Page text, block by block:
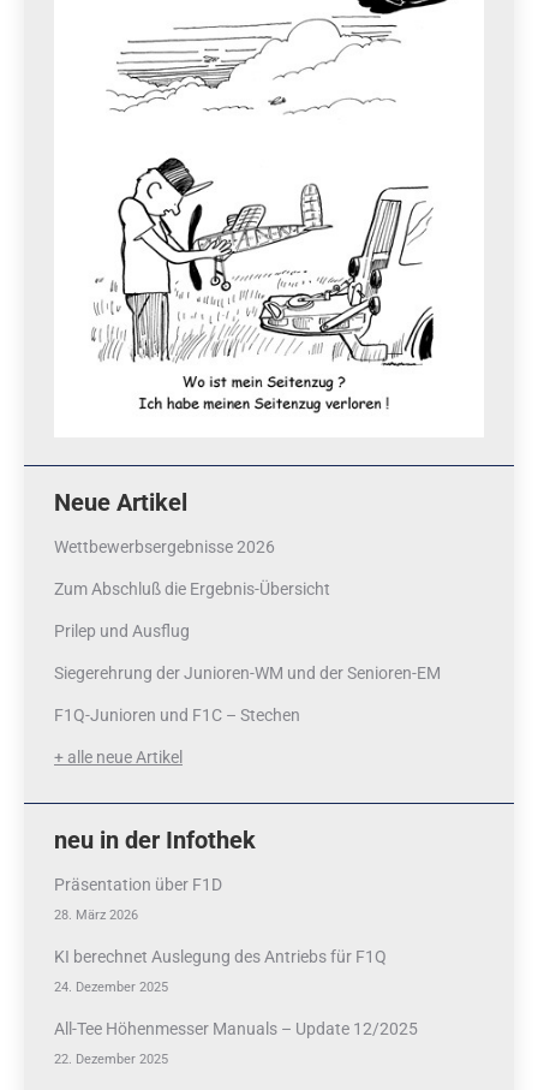
Neue Artikel
Wettbewerbsergebnisse 2026
Zum Abschluß die Ergebnis-Übersicht
Prilep und Ausflug
Siegerehrung der Junioren-WM und der Senioren-EM
F1Q-Junioren und F1C – Stechen
+ alle neue Artikel
neu in der Infothek
Präsentation über F1D
28. März 2026
KI berechnet Auslegung des Antriebs für F1Q
24. Dezember 2025
All-Tee Höhenmesser Manuals – Update 12/2025
22. Dezember 2025